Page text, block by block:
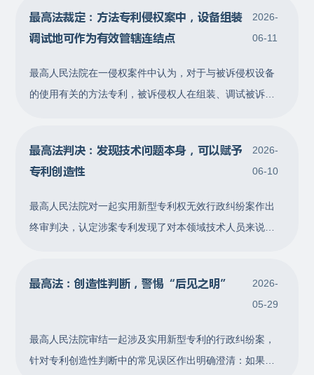
方法时，人民法院可以根据涉案侵权警告的内容所可能涉
及的特定专利权和被指控侵权的具体产品、方法，以及被
警告人或者利害关系人因涉案侵权警告可
最高法裁定：方法专利侵权案中，设备组装
调试地可作为有效管辖连结点
2026-
06-11
最高人民法院在一侵权案件中认为，对于与被诉侵权设备
的使用有关的方法专利，被诉侵权人在组装、调试被诉侵
权设备组装、调试行为的发生地可以作为确定侵害该方法
专利民事案件管辖的依据。 本文涉及一方法专利权的侵权
纠纷，案情简述如下： A 公司为涉案发
最高法判决：发现技术问题本身，可以赋予
专利创造性
2026-
06-10
最高人民法院对一起实用新型专利权无效行政纠纷案作出
终审判决，认定涉案专利发现了对本领域技术人员来说并
题的发现足以使涉案专利具备创造性，故判决维持涉案专
利权有效。 本案涉及一起实用新型专利权无效纠纷。甲公
司系涉案专利的权利人，乙公司针对改
最高法：创造性判断，警惕“后见之明”
2026-
05-29
最高人民法院审结一起涉及实用新型专利的行政纠纷案，
针对专利创造性判断中的常见误区作出明确澄清：如果最